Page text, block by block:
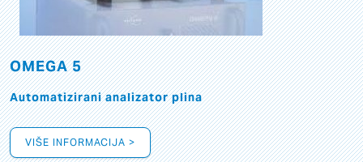
OMEGA 5
Automatizirani analizator plina
VIŠE INFORMACIJA >